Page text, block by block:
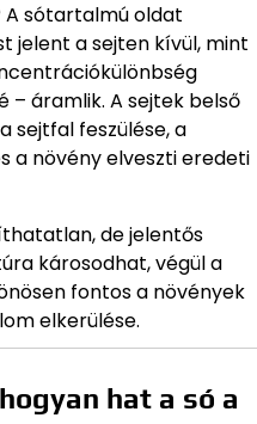
sótartalmú oldat
jelent a sejten kívül, mint
– áramlik. A sejtek belső
sejtfal feszülése, a
a növény elveszti eredeti
de jelentős
károsodhat, végül a
fontos a növények
elkerülése.
hat a só a